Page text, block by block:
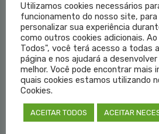
Login do Médico
Utilizamos cookies necessários
funcionamento do nosso site, para
personalizar sua experiência
como outros cookies adicionais.
Todos", você terá acesso a todas
página e nos ajudará a
melhor. Você pode encontrar mais
quais cookies estamos utilizando
Cookies.
ACEITAR TODOS ACEITAR